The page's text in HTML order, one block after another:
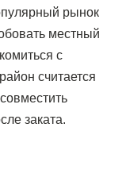
рынок
местный
с
считается
заката.